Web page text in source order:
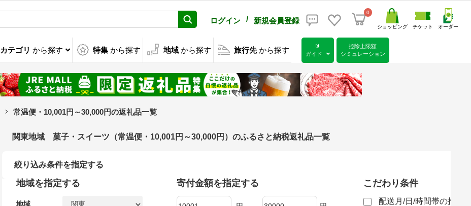
ログイン / 新規会員登録
0
ショッピング チケット オーダー
カテゴリ から探す 特集 から探す 地域 から探す 旅行先 から探す
🔰
ガイド
控除上限額
シミュレーション
常温便・10,001円～30,000円の返礼品一覧
関東地域 菓子・スイーツ（常温便・10,001円～30,000円）のふるさと納税返礼品一覧
絞り込み条件を指定する
地域を指定する
地域
寄付金額を指定する こだわり条件
配送月/日/時間帯の指定